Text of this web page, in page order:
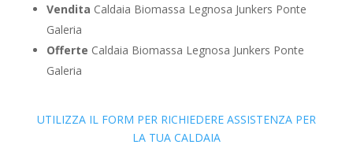
Vendita Caldaia Biomassa Legnosa Junkers Ponte
Galeria
Offerte Caldaia Biomassa Legnosa Junkers Ponte
Galeria
UTILIZZA IL FORM PER RICHIEDERE ASSISTENZA PER
LA TUA CALDAIA